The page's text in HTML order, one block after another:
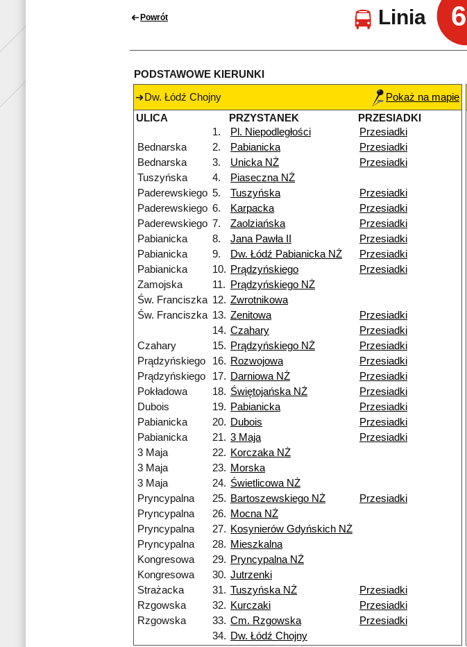
Powrót Linia
PODSTAWOWE KIERUNKI
Dw. Łódź Chojny
Pokaż na mapie
ULICA
PRZYSTANEK
PRZESIADKI
1.
Pl. Niepodległości
Przesiadki
Bednarska
2. Pabianicka
Przesiadki
Bednarska
3. Unicka NŻ
Przesiadki
Tuszyńska
4.
Piaseczna NŻ
Paderewskiego 5. Tuszyńska
Przesiadki
Paderewskiego 6. Karpacka
Przesiadki
Paderewskiego 7. Zaolziańska
Przesiadki
Pabianicka
8. Jana Pawła II
Przesiadki
Pabianicka
9. Dw. Łódź Pabianicka NŻ
Przesiadki
Pabianicka
10. Prądzyńskiego
Przesiadki
Zamojska
11.
Prądzyńskiego NŻ
Św. Franciszka 12. Zwrotnikowa
Św. Franciszka 13. Zenitowa
Przesiadki
14. Czahary
Przesiadki
Czahary
15. Prądzyńskiego NŻ
Przesiadki
Prądzyńskiego
16. Rozwojowa
Przesiadki
Prądzyńskiego
17. Darniowa NŻ
Przesiadki
Pokładowa
18. Świętojańska NŻ
Przesiadki
Dubois
19. Pabianicka
Przesiadki
Pabianicka
20. Dubois
Przesiadki
Pabianicka
21. 3 Maja
Przesiadki
3 Maja
22. Korczaka NŻ
3 Maja
23. Morska
3 Maja
24. Świetlicowa NŻ
Pryncypalna
25. Bartoszewskiego NŻ
Przesiadki
Pryncypalna
26. Mocna NŻ
Pryncypalna
27. Kosynierów Gdyńskich NŻ
Pryncypalna
28. Mieszkalna
Kongresowa
29. Pryncypalna NŻ
Kongresowa
30. Jutrzenki
Strażacka
31. Tuszyńska NŻ
Przesiadki
Rzgowska
32. Kurczaki
Przesiadki
Rzgowska
33. Cm. Rzgowska
Przesiadki
34. Dw. Łódź Chojny